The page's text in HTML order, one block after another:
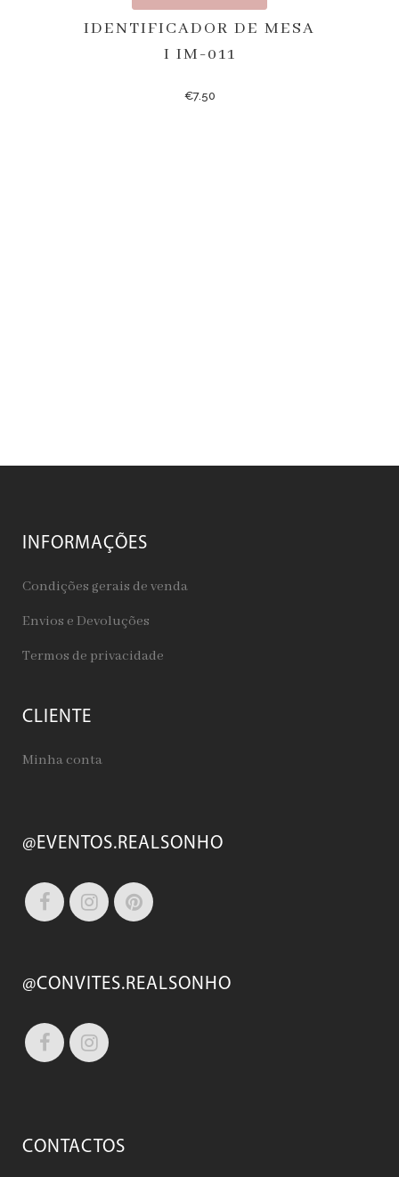
IDENTIFICADOR DE MESA
I IM-011
€7.50
INFORMAÇÕES
Condições gerais de venda
Envios e Devoluções
Termos de privacidade
CLIENTE
Minha conta
@EVENTOS.REALSONHO
@CONVITES.REALSONHO
CONTACTOS